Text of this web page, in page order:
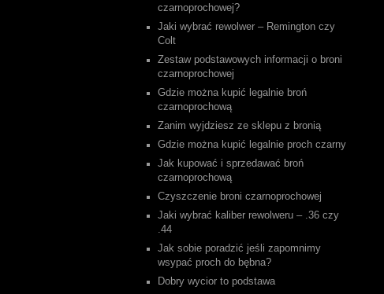
czarnoprochowej?
Jaki wybrać rewolwer – Remington czy
Colt
Zestaw podstawowych informacji o broni
czarnoprochowej
Gdzie można kupić legalnie broń
czarnoprochową
Zanim wyjdziesz ze sklepu z bronią
Gdzie można kupić legalnie proch czarny
Jak kupować i sprzedawać broń
czarnoprochową
Czyszczenie broni czarnoprochowej
Jaki wybrać kaliber rewolweru – .36 czy
.44
Jak sobie poradzić jeśli zapomnimy
wsypać proch do bębna?
Dobry wycior to podstawa